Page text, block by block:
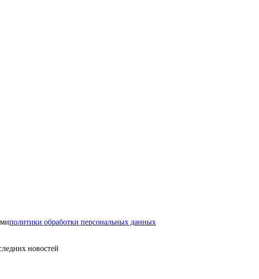
политики обработки персональных данных
новостей